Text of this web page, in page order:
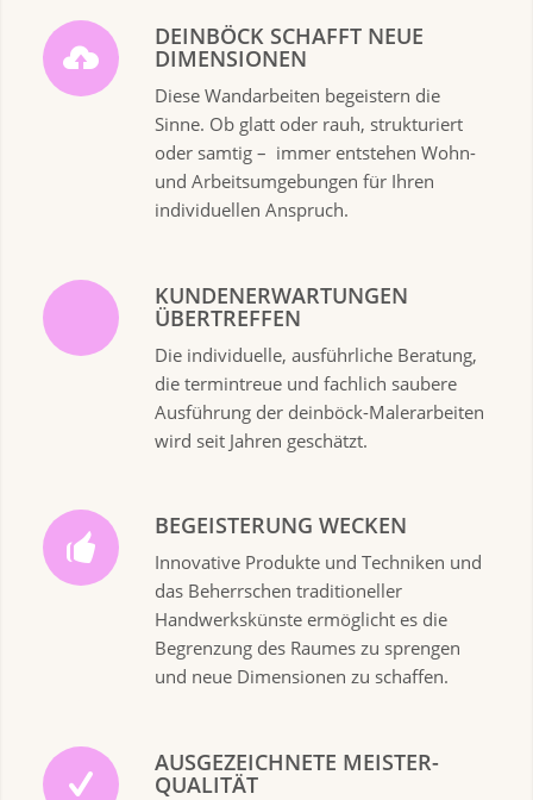
DEINBÖCK SCHAFFT NEUE
DIMENSIONEN
Diese Wandarbeiten begeistern die
Sinne. Ob glatt oder rauh, strukturiert
oder samtig – immer entstehen Wohn-
und Arbeits­umgebungen für Ihren
individuellen Anspruch.
KUNDENERWARTUNGEN
ÜBERTREFFEN
Die individuelle, ausführliche Beratung,
die termintreue und fachlich saubere
Ausführung der deinböck-Malerarbeiten
wird seit Jahren geschätzt.
BEGEISTERUNG WECKEN
Innovative Produkte und Techniken und
das Beherrschen traditioneller
Handwerkskünste ermöglicht es die
Begrenzung des Raumes zu ­sprengen
und neue Dimensionen zu schaffen.
AUSGEZEICHNETE MEISTER-
QUALITÄT